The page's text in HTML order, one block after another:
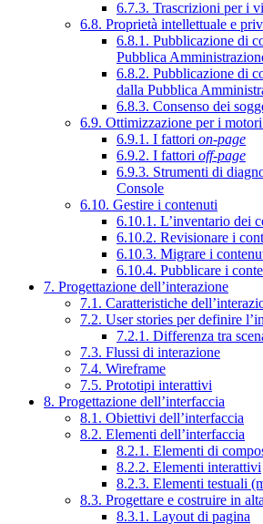
6.7.3. Trascrizioni per i
6.8. Proprietà intellettuale e
6.8.1. Pubblicazione di
Pubblica
6.8.2. Pubblicazione di
dalla Pubblica
6.8.3. Consenso dei
6.9. Ottimizzazione per i
6.9.1. I fattori on-page
6.9.2. I fattori off-page
6.9.3. Strumenti di
Console
6.10. Gestire i contenuti
6.10.1. L’inventario dei
6.10.2. Revisionare i
6.10.3. Migrare i
6.10.4. Pubblicare i
7. Progettazione dell’interazione
7.1. Caratteristiche
7.2. User stories per definire
7.2.1. Differenza tra
7.3. Flussi di interazione
7.4. Wireframe
7.5. Prototipi interattivi
8. Progettazione dell’interfaccia
8.1. Obiettivi dell’interfaccia
8.2. Elementi dell’interfaccia
8.2.1. Elementi di
8.2.2. Elementi interattivi
8.2.3. Elementi testuali
8.3. Progettare e costruire in
8.3.1. Layout di pagina